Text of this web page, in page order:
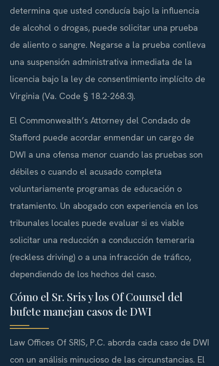
determina que usted conducía bajo la influencia
de alcohol o drogas, puede solicitar una prueba
de aliento o sangre. Negarse a la prueba conlleva
una suspensión administrativa inmediata de la
licencia bajo la ley de consentimiento implícito de
Virginia (Va. Code § 18.2-268.3).
El Commonwealth’s Attorney del Condado de
Stafford puede acordar enmendar un cargo de
DWI a una ofensa menor cuando las pruebas son
débiles o cuando el acusado completa
voluntariamente programas de educación o
tratamiento. Un abogado con experiencia en los
tribunales locales puede evaluar si es viable
solicitar una reducción a conducción temeraria
(reckless driving) o a una infracción de tráfico,
dependiendo de los hechos del caso.
Cómo el Sr. Sris y los Of Counsel del
bufete manejan casos de DWI
Law Offices Of SRIS, P.C. aborda cada caso de DWI
con un análisis minucioso de las circunstancias. El